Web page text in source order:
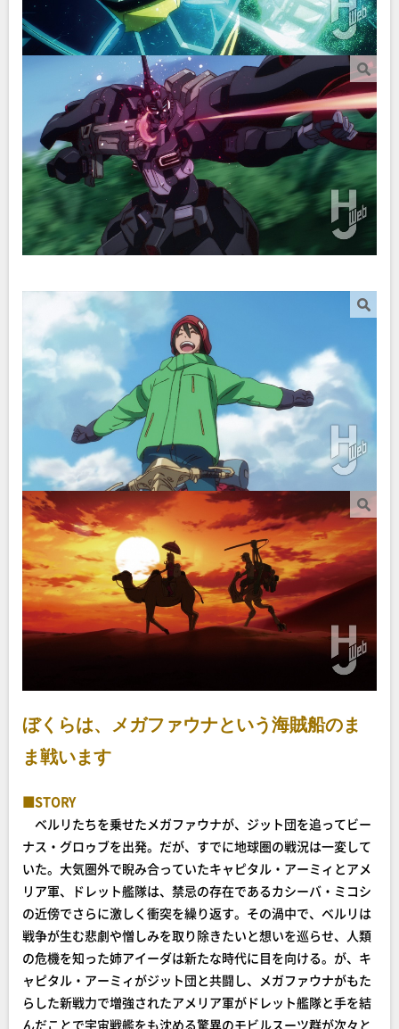
ぼくらは、メガファウナという海賊船のま
ま戦います
■STORY
ベルリたちを乗せたメガファウナが、ジット団を追ってビー
ナス・グロゥブを出発。だが、すでに地球圏の戦況は一変して
いた。大気圏外で睨み合っていたキャピタル・アーミィとアメ
リア軍、ドレット艦隊は、禁忌の存在であるカシーバ・ミコシ
の近傍でさらに激しく衝突を繰り返す。その渦中で、ベルリは
戦争が生む悲劇や憎しみを取り除きたいと想いを巡らせ、人類
の危機を知った姉アイーダは新たな時代に目を向ける。が、キ
ャピタル・アーミィがジット団と共闘し、メガファウナがもた
らした新戦力で増強されたアメリア軍がドレット艦隊と手を結
んだことで宇宙戦艦をも沈める驚異のモビルスーツ群が次々と